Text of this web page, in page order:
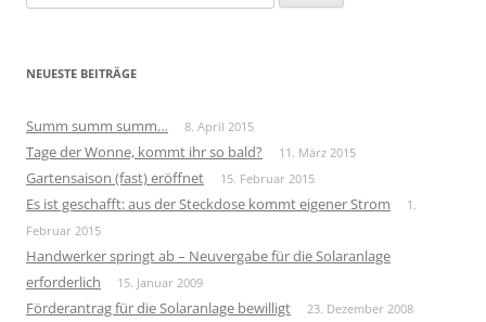
nach:
NEUESTE BEITRÄGE
Summ summ summ… 8. April 2015
Tage der Wonne, kommt ihr so bald? 11. März 2015
Gartensaison (fast) eröffnet 15. Februar 2015
Es ist geschafft: aus der Steckdose kommt eigener Strom
1.
Februar 2015
Handwerker springt ab – Neuvergabe für die Solaranlage
erforderlich
15. Januar 2009
Förderantrag für die Solaranlage bewilligt 23. Dezember 2008